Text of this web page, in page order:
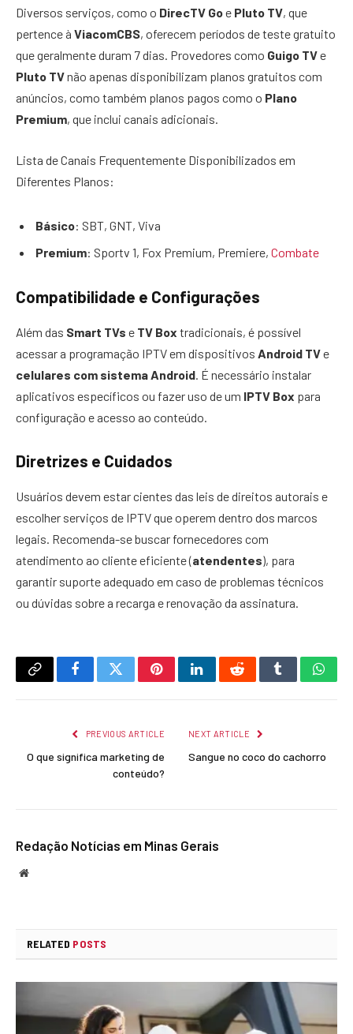
Diversos serviços, como o DirecTV Goe Pluto TV, que
pertence à ViacomCBS, oferecem períodos de teste gratuito
que geralmente duram 7 dias. Provedores como Guigo TVe
Pluto TVnão apenas disponibilizam planos gratuitos com
anúncios, como também planos pagos como o Plano
Premium, que inclui canais adicionais.
Lista de Canais Frequentemente Disponibilizados em
Diferentes Planos:
Básico: SBT, GNT, Viva
Premium: Sportv 1, Fox Premium, Premiere, Combate
Compatibilidade e Configurações
Além das Smart TVs e TV Box tradicionais, é possível
acessar a programação IPTV em dispositivos Android TVe
celulares com sistema Android . É necessário instalar
aplicativos específicos ou fazer uso de um IPTV Box para
configuração e acesso ao conteúdo.
Diretrizes e Cuidados
Usuários devem estar cientes das leis de direitos autorais e
escolher serviços de IPTV que operem dentro dos marcos
legais. Recomenda-se buscar fornecedores com
atendimento ao cliente eficiente (atendentes), para
garantir suporte adequado em caso de problemas técnicos
ou dúvidas sobre a recarga e renovação da assinatura.
Copy
FacebookTwitterPinterestLinkedInRedditTumblr
PREVIOUS ARTICLE
O que significa marketing de
conteúdo?
NEXT ARTICLE
Sangue no coco do cachorro
Redação Notícias em Minas Gerais
Website
RELATED POSTS